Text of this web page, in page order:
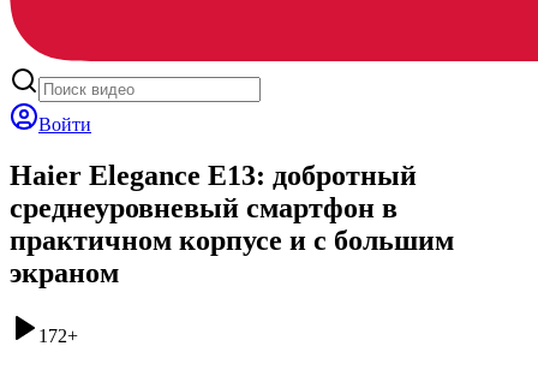
Войти
Haier Elegance E13: добротный
среднеуровневый смартфон в
практичном корпусе и с большим
экраном
172+